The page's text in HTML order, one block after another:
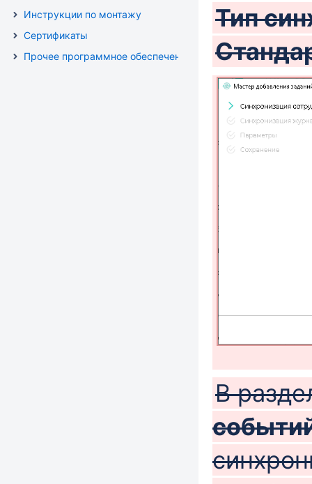
Инструкции по монтажу
Сертификаты
Прочее программное обеспечение
Тип
В